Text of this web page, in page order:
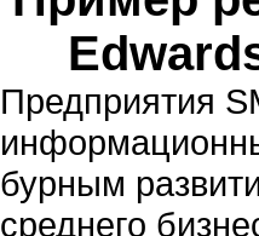
Предприятия
бурным
среднего